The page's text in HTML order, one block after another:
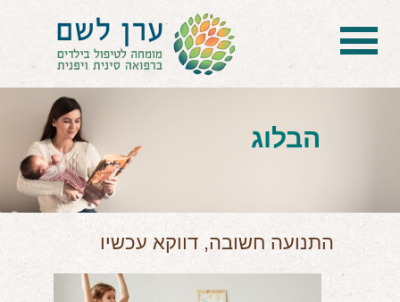
בית
הטיפול
הכל על דיקור סיני ודיקור יפני לילדים
הילד לא מפסיק להיות חולה
בעיות נשימה: קוצר, סטרידור ועוד
דלקות ונוזלים באוזניים
הבלוג
התנועה חשובה, דווקא עכשיו